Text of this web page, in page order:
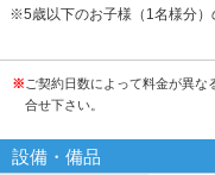
※5歳以下のお子様（1名様分）
※ ご契約日数によって料金が異
合せ下さい。
設備・備品